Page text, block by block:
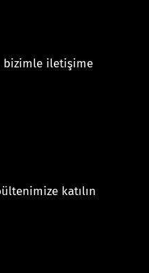
bizimle iletişime
katılın